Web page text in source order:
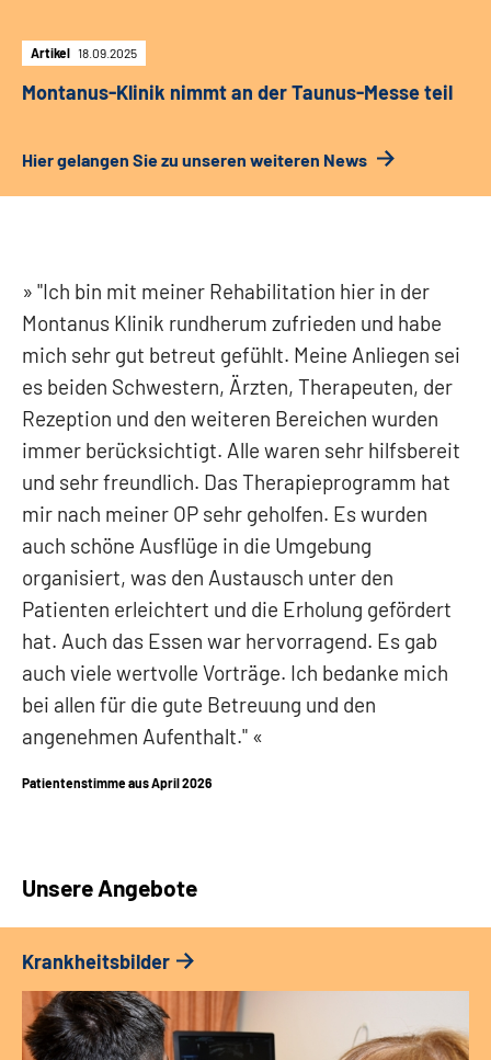
Artikel 18.09.2025
Montanus-Klinik nimmt an der Taunus-Messe teil
Hier gelangen Sie zu unseren weiteren News
"Ich bin mit meiner Rehabilitation hier in der
Montanus Klinik rundherum zufrieden und habe
mich sehr gut betreut gefühlt. Meine Anliegen sei
es beiden Schwestern, Ärzten, Therapeuten, der
Rezeption und den weiteren Bereichen wurden
immer berücksichtigt. Alle waren sehr hilfsbereit
und sehr freundlich. Das Therapieprogramm hat
mir nach meiner OP sehr geholfen. Es wurden
auch schöne Ausflüge in die Umgebung
organisiert, was den Austausch unter den
Patienten erleichtert und die Erholung gefördert
hat. Auch das Essen war hervorragend. Es gab
auch viele wertvolle Vorträge. Ich bedanke mich
bei allen für die gute Betreuung und den
angenehmen Aufenthalt."
Patientenstimme aus April 2026
Unsere Angebote
Krankheitsbilder